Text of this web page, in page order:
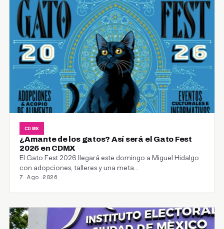
CDMX
¿Amante de los gatos? Así será el Gato Fest
2026 en CDMX
El Gato Fest 2026 llegará este domingo a Miguel Hidalgo
con adopciones, talleres y una meta…
7 Ago 2026